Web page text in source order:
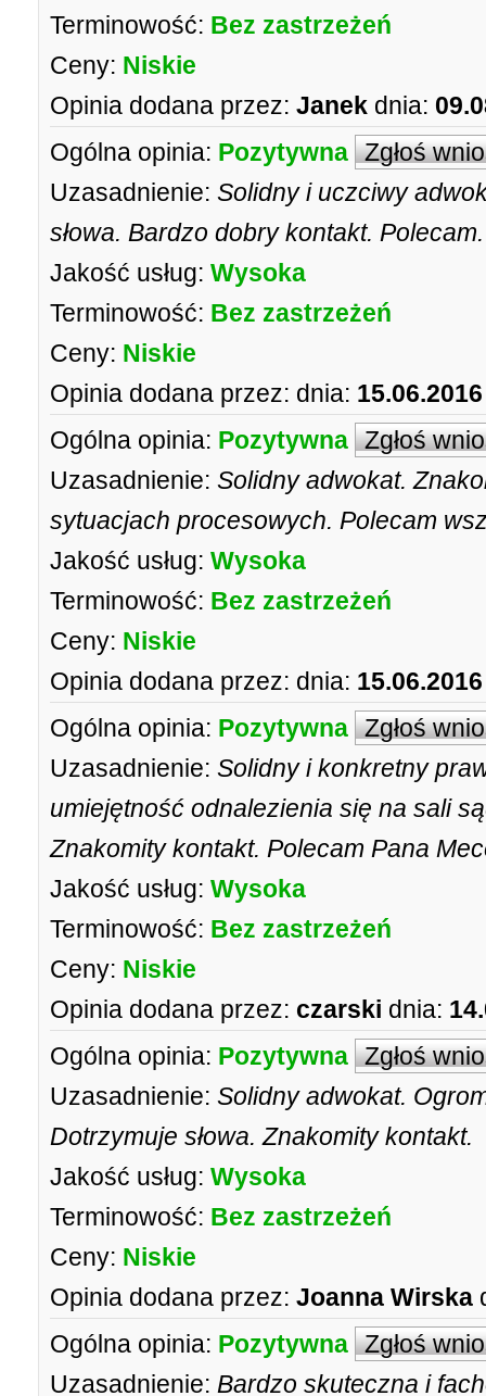
Terminowość: Bez zastrzeżeń
Ceny: Niskie
Opinia dodana przez: Janek dnia:
Ogólna opinia: Pozytywna Zgłoś
Uzasadnienie: Solidny i uczciwy
słowa. Bardzo dobry kontakt. Polecam.
Jakość usług: Wysoka
Terminowość: Bez zastrzeżeń
Ceny: Niskie
Opinia dodana przez: dnia:
Ogólna opinia: Pozytywna Zgłoś
Uzasadnienie: Solidny adwokat.
sytuacjach procesowych. Polecam
Jakość usług: Wysoka
Terminowość: Bez zastrzeżeń
Ceny: Niskie
Opinia dodana przez: dnia:
Ogólna opinia: Pozytywna Zgłoś
Uzasadnienie: Solidny i konkretny
umiejętność odnalezienia się na sali
Znakomity kontakt. Polecam Pana
Jakość usług: Wysoka
Terminowość: Bez zastrzeżeń
Ceny: Niskie
Opinia dodana przez: czarski dnia:
Ogólna opinia: Pozytywna Zgłoś
Uzasadnienie: Solidny adwokat.
Dotrzymuje słowa. Znakomity kontakt.
Jakość usług: Wysoka
Terminowość: Bez zastrzeżeń
Ceny: Niskie
Opinia dodana przez: Joanna Wirska
Ogólna opinia: Pozytywna Zgłoś
Uzasadnienie: Bardzo skuteczna i